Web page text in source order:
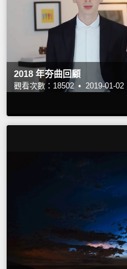
2018 年夯曲回顧
觀看次數：18502 • 2019-01-02